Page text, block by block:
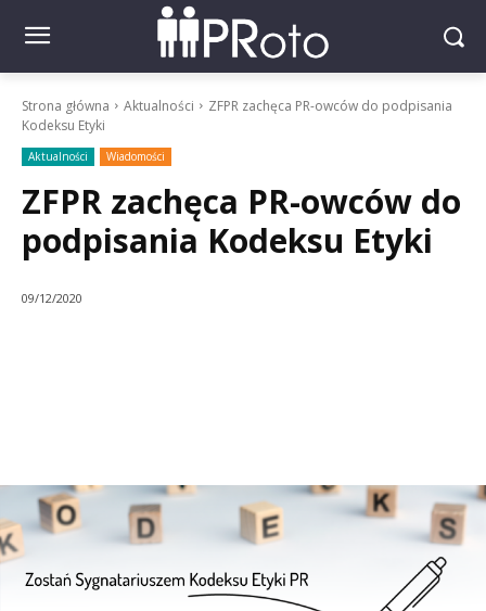
Strona główna Aktualności
ZFPR zachęca PR-owców do podpisania
Kodeksu Etyki
Aktualności Wiadomości
ZFPR zachęca PR-owców do
podpisania Kodeksu Etyki
09/12/2020